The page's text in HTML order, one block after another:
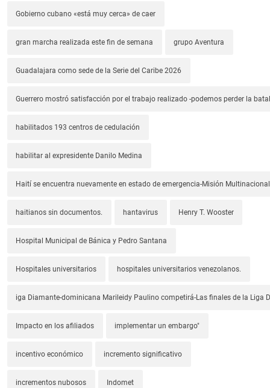
Gobierno cubano «está muy cerca» de caer
gran marcha realizada este fin de semana grupo Aventura
Guadalajara como sede de la Serie del Caribe 2026
Guerrero mostró satisfacción por el trabajo realizado -podemos perder la
habilitados 193 centros de cedulación
habilitar al expresidente Danilo Medina
Haití se encuentra nuevamente en estado de emergencia-Misión
haitianos sin documentos. hantavirus Henry T. Wooster
Hospital Municipal de Bánica y Pedro Santana
Hospitales universitarios hospitales universitarios venezolanos.
iga Diamante-dominicana Marileidy Paulino competirá-Las finales de la Liga
Impacto en los afiliados implementar un embargo"
incentivo económico incremento significativo
incrementos nubosos Indomet